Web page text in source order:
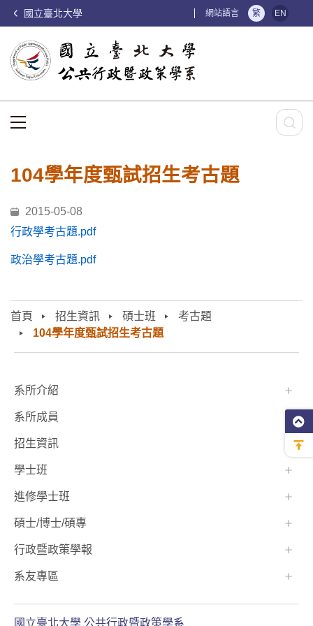
國立臺北大學 網站語言 繁 EN
首頁 招生資訊 碩士班
考古題
104學年度甄試招生考古題
104學年度甄試招生考古題
2015-05-08
行政學考古題.pdf
政治學考古題.pdf
:::
國立臺北大學 公共行政暨政策學系
系所介紹
系所成員
招生資訊
學士班⠀⠀
進修學士班
碩士/博士/碩專
行政暨政策學報
系友專區